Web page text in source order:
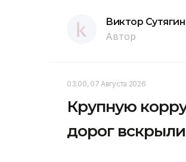
Виктор Сутягин
Автор
03:00, 07 Августа 2026
Крупную
дорог